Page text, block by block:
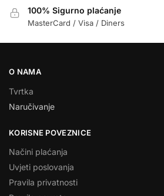
100% Sigurno plaćanje
MasterCard / Visa / Diners
O NAMA
Tvrtka
Naručivanje
KORISNE POVEZNICE
Načini plaćanja
Uvjeti poslovanja
Pravila privatnosti